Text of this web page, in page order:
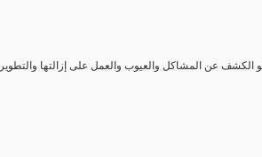
الكشف عن المشاكل والعيوب والعمل على إزالتها